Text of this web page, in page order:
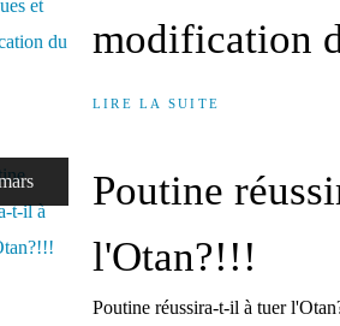
modification
LIRE LA SUITE
Poutine
l'Otan?!!!
Poutine réussira-t-il à tuer